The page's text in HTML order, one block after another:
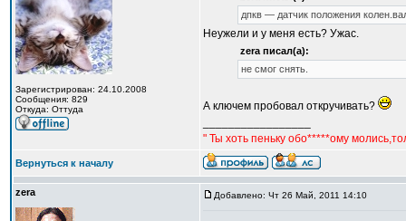
Зарегистрирован: 24.10.2008
Сообщения: 829
Откуда: Оттуда
дпкв — датчик положения
Неужели и у меня есть? Ужас.
zera писал(а):
не смог снять.
А ключем пробовал откручивать?
" Ты хоть пеньку обо*****ому
Вернуться к началу
zera Добавлено: Чт 26 Май, 2011 14:10